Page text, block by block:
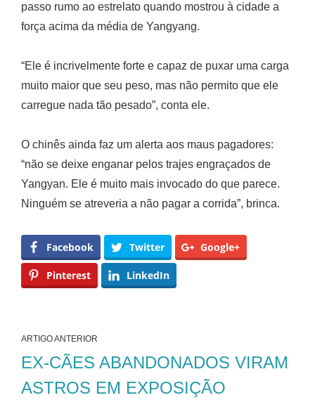
passo rumo ao estrelato quando mostrou à cidade a
força acima da média de Yangyang.
“Ele é incrivelmente forte e capaz de puxar uma carga
muito maior que seu peso, mas não permito que ele
carregue nada tão pesado”, conta ele.
O chinês ainda faz um alerta aos maus pagadores:
“não se deixe enganar pelos trajes engraçados de
Yangyan. Ele é muito mais invocado do que parece.
Ninguém se atreveria a não pagar a corrida”, brinca.
Facebook Twitter Google+
Pinterest LinkedIn
ARTIGO ANTERIOR
EX-CÃES ABANDONADOS VIRAM
ASTROS EM EXPOSIÇÃO